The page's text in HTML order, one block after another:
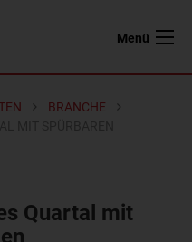
Menü
BRANCHE
Quartal mit